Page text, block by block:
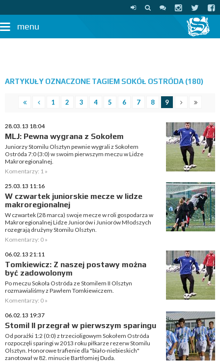
menu
ARTYKUŁY OZNACZONE TAGIEM SOKÓŁ OSTRÓDA (180)
1 2 3 4 5 6 7 8 9
28.03.13 18:04
MLJ: Pewna wygrana z Sokołem
Juniorzy Stomilu Olsztyn pewnie wygrali z Sokołem
Ostróda 7:0 (3:0) w swoim pierwszym meczu w Lidze
Makroregionalnej.
Komentarzy: 1 »
25.03.13 11:16
W czwartek juniorskie mecze w lidze
makroregionalnej
W czwartek (28 marca) swoje mecze w roli gospodarza w
Makroregionalnej Lidze Juniorów i Juniorów Młodszych
rozegrają drużyny Stomilu Olsztyn.
Komentarzy: 0 »
06.02.13 21:11
Tomkiewicz: Z naszej postawy można
być zadowolonym
Po meczu Sokoła Ostróda ze Stomilem II Olsztyn
rozmawialiśmy z Pawłem Tomkiewiczem.
Komentarzy: 0 »
06.02.13 19:37
Stomil II przegrał w pierwszym sparingu
Od porażki 1:2 (0:0) z trzecioligowym Sokołem Ostróda
rozpoczęli sparingi w 2013 roku piłkarze rezerw Stomilu
Olsztyn. Honorowe trafienie dla "biało-niebieskich"
zanotował w 82. minucie Bartłomiej Duda.